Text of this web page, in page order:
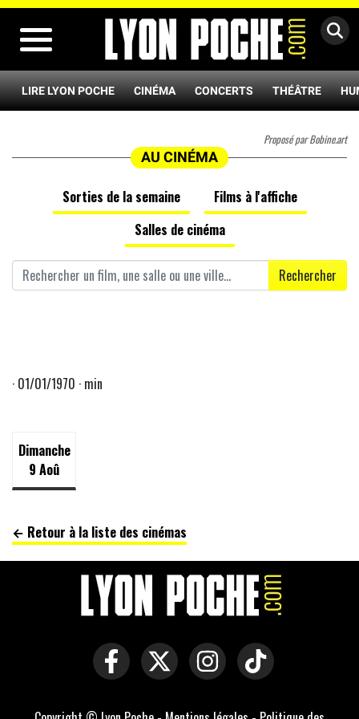
LIRE LYON POCHE CINÉMA CONCERTS THÉÂTRE
Proposé par Bobine.art
AU CINÉMA
Sorties de la semaine
Films à l'affiche
Salles de cinéma
Rechercher
· 01/01/1970 · min
Dimanche
9 Aoû
← Retour à la liste des cinémas